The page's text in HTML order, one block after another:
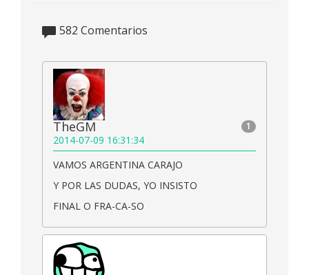
582 Comentarios
1
TheGM
2014-07-09 16:31:34
VAMOS ARGENTINA CARAJO
Y POR LAS DUDAS, YO INSISTO
FINAL O FRA-CA-SO